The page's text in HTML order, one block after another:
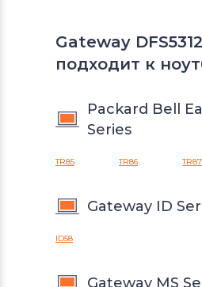
Gateway
подходит к
Packard Bell
Series
TR85 TR86 TR87
Gateway ID
ID58
Gateway MS